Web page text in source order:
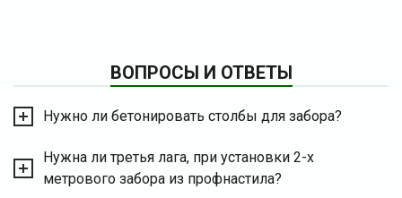
ВОПРОСЫ И ОТВЕТЫ
Нужно ли бетонировать столбы для забора?
Нужна ли третья лага, при установки 2-х
метрового забора из профнастила?